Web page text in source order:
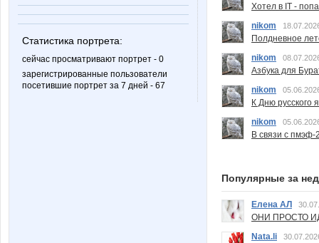
Статистика портрета:
сейчас просматривают портрет - 0
зарегистрированные пользователи
посетившие портрет за 7 дней - 67
Хотел в IT -
nikom
Полдневное
nikom
Азбука для
nikom
К Дню русского
nikom
В связи с пмэф-
Популярные за
Елена АЛ
ОНИ ПРОСТО
Nata.li